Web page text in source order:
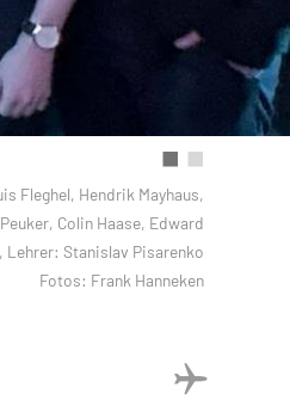
Fleghel, Hendrik Mayhaus,
Colin Haase, Edward
Lehrer: Stanislav Pisarenko
Fotos: Frank Hanneken